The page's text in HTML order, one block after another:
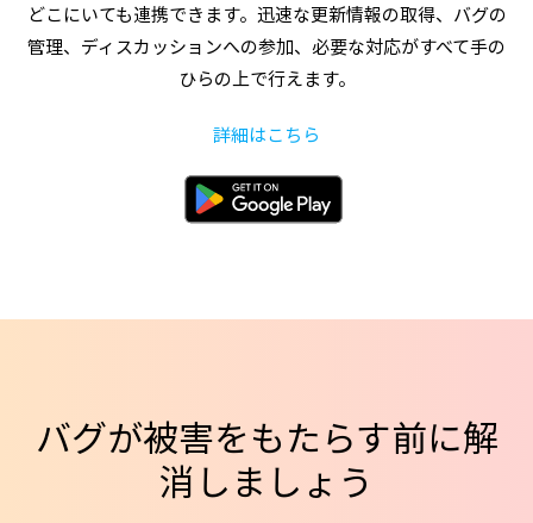
どこにいても連携できます。迅速な更新情報の取得、バグの
管理、ディスカッションへの参加、必要な対応がすべて手の
ひらの上で行えます。
詳細はこちら
バグが被害をもたらす前に解
消しましょう